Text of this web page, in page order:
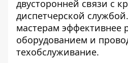
двусторонней связи с
диспетчерской
мастерам эффективнее
оборудованием и
техобслуживание.